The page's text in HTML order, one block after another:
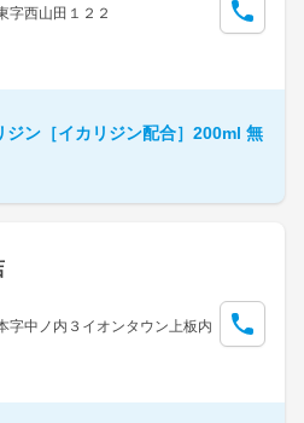
字西山田１２２
ジン［イカリジン配合］200ml 無
字中ノ内３イオンタウン上板内